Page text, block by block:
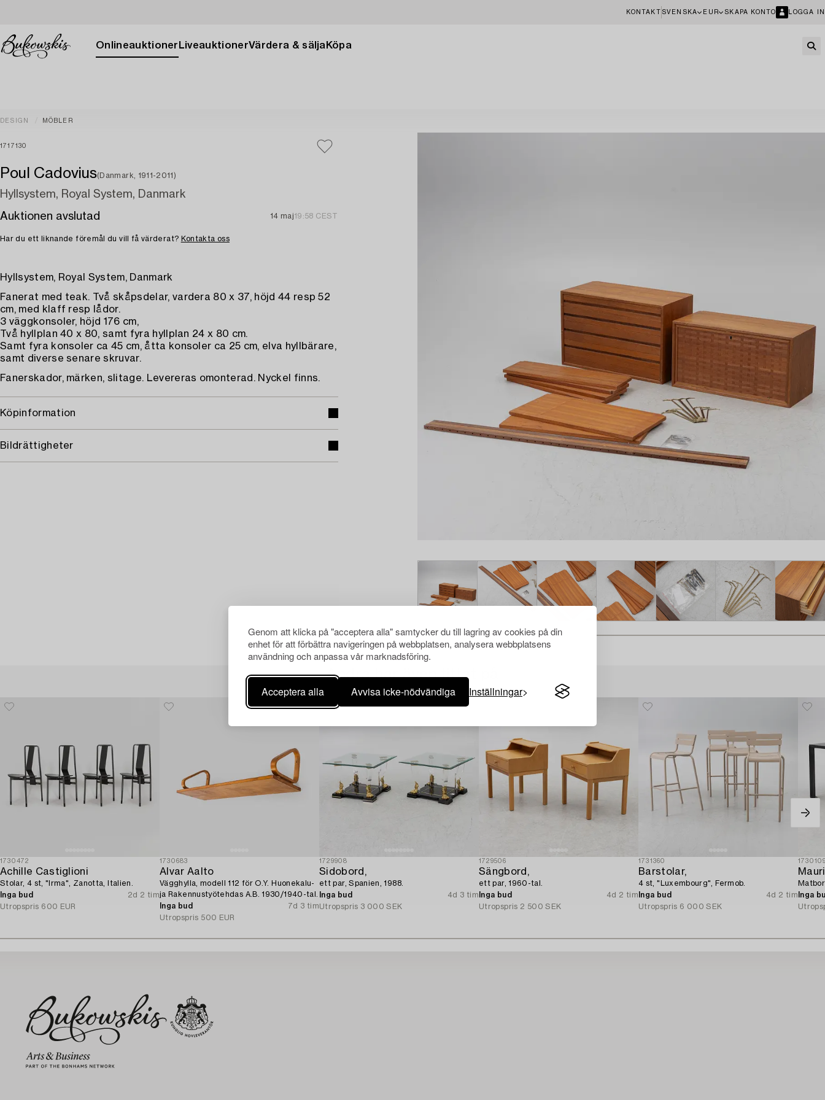
Genom att klicka på "acceptera alla" samtycker du till lagring av cookies på din
enhet för att förbättra navigeringen på webbplatsen, analysera webbplatsens
användning och anpassa vår marknadsföring.
Acceptera alla Avvisa icke-nödvändiga Inställningar
KONTAKT SVENSKA EUR SKAPA KONTO LOGGA IN
Onlineauktioner LiveauktionerVärdera & sälja Köpa
DESIGN MÖBLER
1717130
Poul Cadovius(Danmark, 1911-2011)
Hyllsystem, Royal System, Danmark
Auktionen avslutad
14 maj19:58 CEST
Har du ett liknande föremål du vill få värderat? Kontakta oss
Hyllsystem, Royal System, Danmark
Fanerat med teak. Två skåpsdelar, vardera 80 x 37, höjd 44 resp 52
cm, med klaff resp lådor.
3 väggkonsoler, höjd 176 cm,
Två hyllplan 40 x 80, samt fyra hyllplan 24 x 80 cm.
Samt fyra konsoler ca 45 cm, åtta konsoler ca 25 cm, elva hyllbärare,
samt diverse senare skruvar.
Fanerskador, märken, slitage. Levereras omonterad. Nyckel finns.
Köpinformation
Bildrättigheter
Andra har även tittat på
1730472
Achille Castiglioni
Stolar, 4 st, "Irma", Zanotta, Italien.
Inga bud
2d 2 tim
Utropspris 600 EUR
1730683
Alvar Aalto
Vägghylla, modell 112 för O.Y. Huonekalu-
ja Rakennustyötehdas A.B. 1930/1940-tal.
Inga bud
7d 3 tim
Utropspris 500 EUR
1729908
Sidobord,
ett par, Spanien, 1988.
Inga bud
4d 3 tim
Utropspris 3 000 SEK
1729506
Sängbord,
ett par, 1960-tal.
Inga bud
4d 2 tim
Utropspris 2 500 SEK
1731360
Barstolar,
4 st, "Luxembourg", Fermob.
Inga bud
4d 2 tim
Utropspris 6 000 SEK
Inga